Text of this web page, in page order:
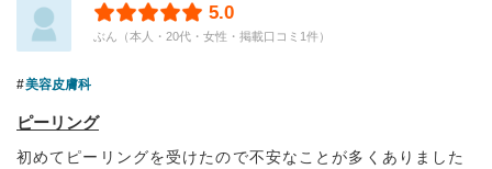
5.0
ぶん（本人・20代・女性・掲載口コミ1件）
美容皮膚科
ピーリング
初めてピーリングを受けたので不安なことが多くありました